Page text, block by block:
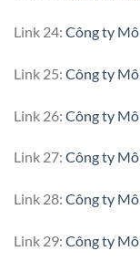
Link 24: Công ty
Link 25: Công ty
Link 26: Công ty
Link 27: Công ty
Link 28: Công ty
Link 29: Công ty